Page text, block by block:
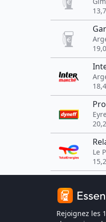
Le
Rejoignez les